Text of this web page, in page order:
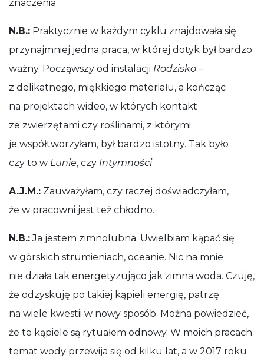
znaczenia.
N.B.: Praktycznie w każdym cyklu znajdowała się
przynajmniej jedna praca, w której dotyk był bardzo
ważny. Począwszy od instalacji Rodzisko –
z delikatnego, miękkiego materiału, a kończąc
na projektach wideo, w których kontakt
ze zwierzętami czy roślinami, z którymi
je współtworzyłam, był bardzo istotny. Tak było
czy to w Lunie, czy Intymności.
A.J.M.: Zauważyłam, czy raczej doświadczyłam,
że w pracowni jest też chłodno.
N.B.:Ja jestem zimnolubna. Uwielbiam kąpać się
w górskich strumieniach, oceanie. Nic na mnie
nie działa tak energetyzująco jak zimna woda. Czuję,
że odzyskuję po takiej kąpieli energię, patrzę
na wiele kwestii w nowy sposób. Można powiedzieć,
że te kąpiele są rytuałem odnowy. W moich pracach
temat wody przewija się od kilku lat, a w 2017 roku